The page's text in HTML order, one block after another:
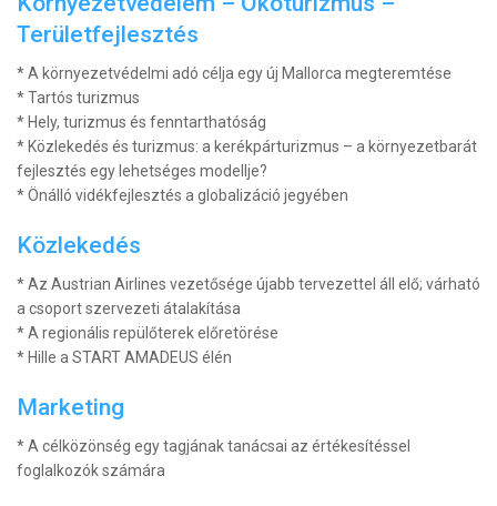
Területfejlesztés
* A környezetvédelmi adó célja egy új Mallorca megteremtése
* Tartós turizmus
* Hely, turizmus és fenntarthatóság
* Közlekedés és turizmus: a kerékpárturizmus – a környezetbarát
fejlesztés egy lehetséges modellje?
* Önálló vidékfejlesztés a globalizáció jegyében
Közlekedés
* Az Austrian Airlines vezetősége újabb tervezettel áll elő; várható
a csoport szervezeti átalakítása
* A regionális repülőterek előretörése
* Hille a START AMADEUS élén
Marketing
* A célközönség egy tagjának tanácsai az értékesítéssel
foglalkozók számára